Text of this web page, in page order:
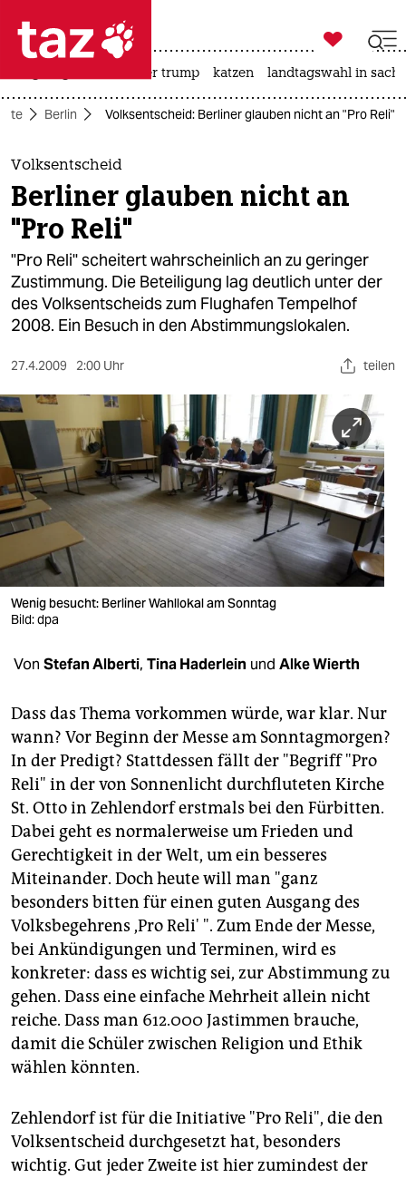
 taz zahl ich
taz zahl ich
themen
politik
öko
gesellschaft
kultur
sport
berlin
nord
wahrheit
verlag
verlag
veranstaltungen
fragen & hilfe
unterstützen
abo
genossenschaft
epaper login

taz zahl ich
usa unter trump katzen landtagswahl in
Berlin Volksentscheid: Berliner glauben nicht an "Pro Reli"
Volksentscheid
Berliner glauben nicht an
"Pro Reli"
"Pro Reli" scheitert wahrscheinlich an zu geringer
Zustimmung. Die Beteiligung lag deutlich unter der
des Volksentscheids zum Flughafen Tempelhof
2008. Ein Besuch in den Abstimmungslokalen.
27.4.2009 2:00 Uhr teilen
Wenig besucht: Berliner Wahllokal am Sonntag
Bild: dpa
Von Stefan Alberti, Tina Haderlein und Alke Wierth
Dass das Thema vorkommen würde, war klar. Nur
wann? Vor Beginn der Messe am Sonntagmorgen?
In der Predigt? Stattdessen fällt der "Begriff "Pro
Reli" in der von Sonnenlicht durchfluteten Kirche
St. Otto in Zehlendorf erstmals bei den Fürbitten.
Dabei geht es normalerweise um Frieden und
Gerechtigkeit in der Welt, um ein besseres
Miteinander. Doch heute will man "ganz
besonders bitten für einen guten Ausgang des
Volksbegehrens ,Pro Reli' ". Zum Ende der Messe,
bei Ankündigungen und Terminen, wird es
konkreter: dass es wichtig sei, zur Abstimmung zu
gehen. Dass eine einfache Mehrheit allein nicht
reiche. Dass man 612.000 Jastimmen brauche,
damit die Schüler zwischen Religion und Ethik
wählen könnten.
Zehlendorf ist für die Initiative "Pro Reli", die den
Volksentscheid durchgesetzt hat, besonders
wichtig. Gut jeder Zweite ist hier zumindest der